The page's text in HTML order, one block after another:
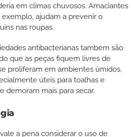
em climas chuvosos. Amaciantes
ajudam a prevenir o
nas roupas.
antibacterianas também são
que as peças fiquem livres de
proliferam em ambientes úmidos.
úteis para toalhas e
demoram mais para secar.
a pena considerar o uso de